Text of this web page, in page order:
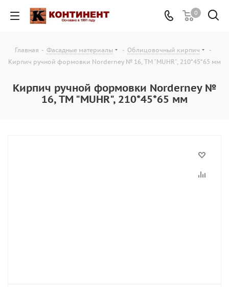
0
Главная - Фасадные материалы - Облицовочный кирпич
-
Кирпич ручной формовки Norderney № 16, ТМ "MUHR", 210*45*65 мм
Кирпич ручной формовки Norderney №
16, ТМ "MUHR", 210*45*65 мм